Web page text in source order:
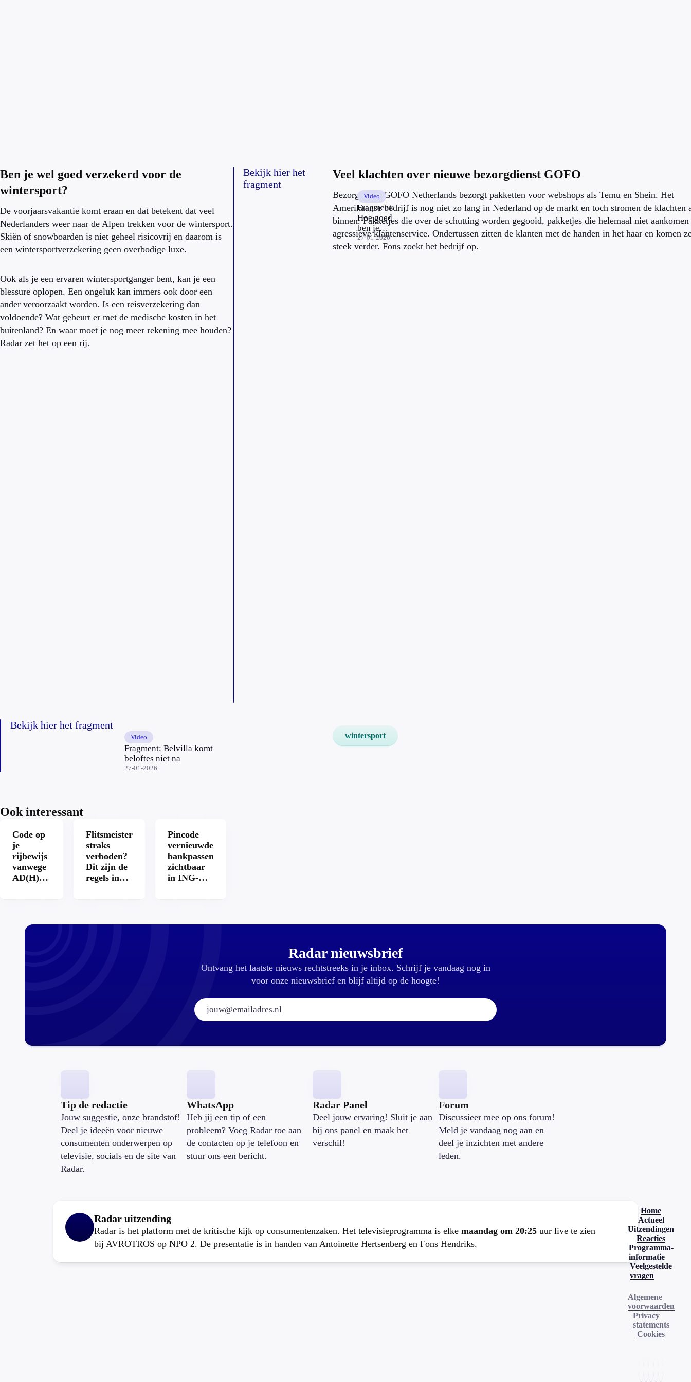
Ben je wel goed verzekerd voor de
wintersport?
De voorjaarsvakantie komt eraan en dat betekent dat veel
Nederlanders weer naar de Alpen trekken voor de wintersport.
Skiën of snowboarden is niet geheel risicovrij en daarom is
een wintersportverzekering geen overbodige luxe.
Ook als je een ervaren wintersportganger bent, kan je een
blessure oplopen. Een ongeluk kan immers ook door een
ander veroorzaakt worden. Is een reisverzekering dan
voldoende? Wat gebeurt er met de medische kosten in het
buitenland? En waar moet je nog meer rekening mee houden?
Radar zet het op een rij.
Bekijk hier het
fragment
Video
Fragment:
Hoe goed
ben je
verzekerd
op de
27-01-2026
Veel klachten over nieuwe bezorgdienst GOFO
Bezorgdienst GOFO Netherlands bezorgt pakketten voor webshops als Temu en Shein. Het
Amerikaanse bedrijf is nog niet zo lang in Nederland op de markt en toch stromen de klachten
binnen. Pakketjes die over de schutting worden gegooid, pakketjes die helemaal niet aankomen
agressieve klantenservice. Ondertussen zitten de klanten met de handen in het haar en komen
steek verder. Fons zoekt het bedrijf op.
Bekijk hier het fragment
Video
Fragment: Belvilla komt
beloftes niet na
27-01-2026
wintersport
Ook interessant
Code op
je
rijbewijs
vanwege
AD(H)D
je hem
Flitsmeister
straks
verboden?
Dit zijn de
regels in
Pincode
vernieuwde
bankpassen
zichtbaar
in ING-
Radar nieuwsbrief
Ontvang het laatste nieuws rechtstreeks in je inbox. Schrijf je vandaag nog in
voor onze nieuwsbrief en blijf altijd op de hoogte!
E-mailadres:
Tip de redactie
Jouw suggestie, onze brandstof!
Deel je ideeën voor nieuwe
consumenten onderwerpen op
televisie, socials en de site van
Radar.
WhatsApp
Heb jij een tip of een
probleem? Voeg Radar toe aan
de contacten op je telefoon en
stuur ons een bericht.
Radar Panel
Deel jouw ervaring! Sluit je aan
bij ons panel en maak het
verschil!
Forum
Discussieer mee op ons forum!
Meld je vandaag nog aan en
deel je inzichten met andere
leden.
Radar uitzending
Radar is het platform met de kritische kijk op consumentenzaken. Het televisieprogramma is elke maandag om 20:25 uur live te zien
bij AVROTROS op NPO 2. De presentatie is in handen van Antoinette Hertsenberg en Fons Hendriks.
Home
Actueel
Uitzendingen
Reacties
Programma-
informatie
Veelgestelde
vragen
Algemene
voorwaarden
Privacy
statements
Cookies